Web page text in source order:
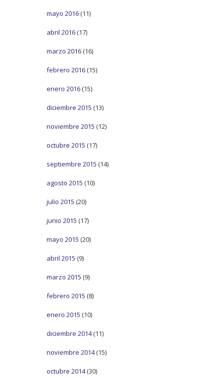
mayo 2016 (11)
abril 2016 (17)
marzo 2016 (16)
febrero 2016 (15)
enero 2016 (15)
diciembre 2015 (13)
noviembre 2015 (12)
octubre 2015 (17)
septiembre 2015 (14)
agosto 2015 (10)
julio 2015 (20)
junio 2015 (17)
mayo 2015 (20)
abril 2015 (9)
marzo 2015 (9)
febrero 2015 (8)
enero 2015 (10)
diciembre 2014(11)
noviembre 2014(15)
octubre 2014(30)